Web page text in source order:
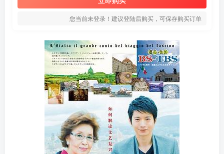
您当前未登录！建议登陆后购买，可保存购买订单